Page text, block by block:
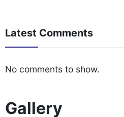
Latest Comments
No comments to show.
Gallery